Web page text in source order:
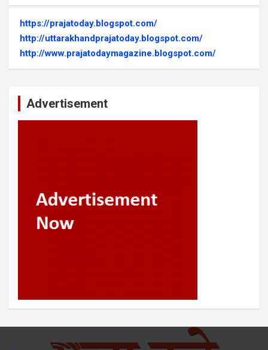
https://prajatoday.blogspot.com/
http://uttarakhandprajatoday.blogspot.com/
http://www.prajatodaymagazine.blogspot.com/
Advertisement